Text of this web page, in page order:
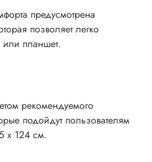
предусмотрена
позволяет легко
или планшет.
рекомендуемого
подойдут пользователям
x 124 см.